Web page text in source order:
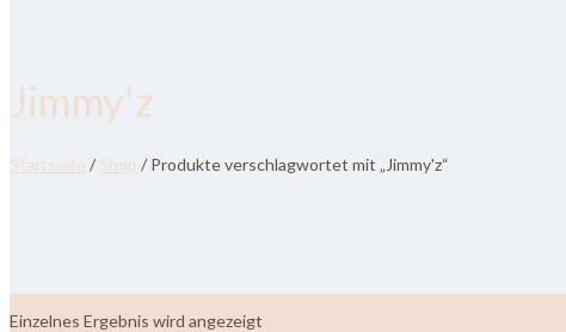
Jimmy'z
Startseite / Shop / Produkte verschlagwortet mit „Jimmy'z“
Einzelnes Ergebnis wird angezeigt